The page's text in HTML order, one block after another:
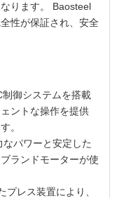
ります。 Baosteel
性が保証され、安全
御システムを搭載
ントな操作を提供
。
なパワーと安定した
ランドモーターが使
プレス装置により、